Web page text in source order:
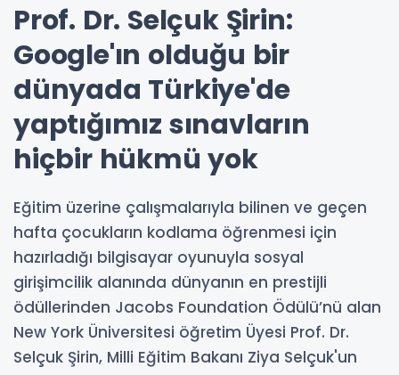
Prof. Dr. Selçuk Şirin:
Google'ın olduğu bir
dünyada Türkiye'de
yaptığımız sınavların
hiçbir hükmü yok
Eğitim üzerine çalışmalarıyla bilinen ve geçen
hafta çocukların kodlama öğrenmesi için
hazırladığı bilgisayar oyunuyla sosyal
girişimcilik alanında dünyanın en prestijli
ödüllerinden Jacobs Foundation Ödülü’nü alan
New York Üniversitesi öğretim Üyesi Prof. Dr.
Selçuk Şirin, Milli Eğitim Bakanı Ziya Selçuk'un